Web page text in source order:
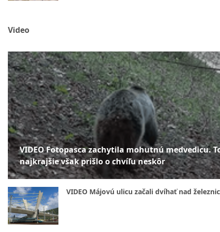
Video
VIDEO Fotopasca zachytila mohutnú medvedicu.
najkrajšie však prišlo o chvíľu neskôr
VIDEO Májovú ulicu začali dvíhať nad